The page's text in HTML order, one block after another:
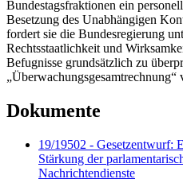
Bundestagsfraktionen ein
Besetzung des Unabhängigen
fordert sie die Bundesregierung
Rechtsstaatlichkeit und
Befugnisse grundsätzlich zu
Dokumente
19/19502 - Gesetzentwurf:
Stärkung der
Nachrichtendienste